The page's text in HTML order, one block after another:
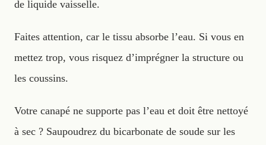
de liquide vaisselle.
Faites attention, car le tissu absorbe l’eau. Si vous en
mettez trop, vous risquez d’imprégner la structure ou
les coussins.
Votre canapé ne supporte pas l’eau et doit être nettoyé
à sec ? Saupoudrez du bicarbonate de soude sur les